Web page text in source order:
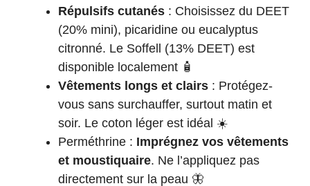
Répulsifs cutanés : Choisissez du DEET
(20% mini), picaridine ou eucalyptus
citronné. Le Soffell (13% DEET) est
disponible localement 🧴
Vêtements longs et clairs : Protégez-
vous sans surchauffer, surtout matin et
soir. Le coton léger est idéal ☀️
Perméthrine : Imprégnez vos vêtements
et moustiquaire. Ne l’appliquez pas
directement sur la peau 🦋